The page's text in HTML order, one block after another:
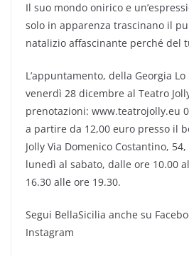
Il suo mondo onirico e
solo in apparenza trascinano il
natalizio affascinante perché del
L’appuntamento, della Georgia
venerdì 28 dicembre al Teatro
prenotazioni: www.teatrojolly.eu
a partire da 12,00 euro presso il
Jolly Via Domenico Costantino,
lunedì al sabato, dalle ore 10.00
16.30 alle ore 19.30.
Segui BellaSicilia anche su
Instagram